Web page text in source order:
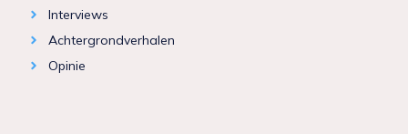
Interviews
Achtergrondverhalen
Opinie